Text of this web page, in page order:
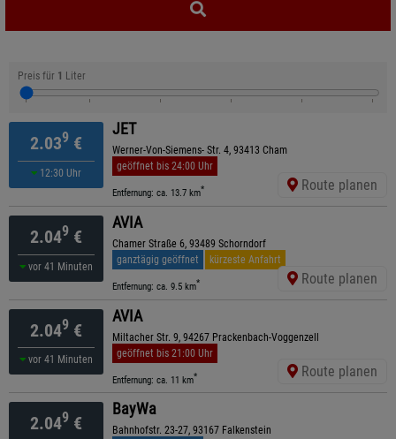
Preis für 1 Liter
2.039 €
12:30 Uhr
JET
Werner-Von-Siemens- Str. 4, 93413 Cham
geöffnet bis 24:00 Uhr
Entfernung: ca. 13.7 km* Route planen
2.049 €
vor 41 Minuten
AVIA
Chamer Straße 6, 93489 Schorndorf
ganztägig geöffnet
kürzeste Anfahrt
Entfernung: ca. 9.5 km* Route planen
2.049 €
vor 41 Minuten
AVIA
Miltacher Str. 9, 94267 Prackenbach-Voggenzell
geöffnet bis 21:00 Uhr
Entfernung: ca. 11 km* Route planen
2.049 €
BayWa
Bahnhofstr. 23-27, 93167 Falkenstein